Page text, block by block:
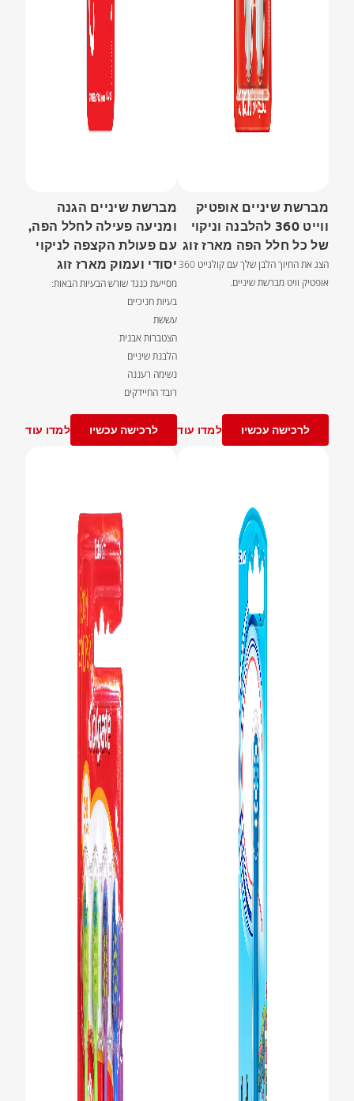
מברשת שיניים אופטיק
ווייט 360 להלבנה וניקוי
של כל חלל הפה מארז זוג
הצג את החיוך הלבן שלך עם קולגייט 360
אופטיק וויט מברשת שיניים.
לרכישה עכשיו למדו עוד
מברשת שיניים הגנה
ומניעה פעילה לחלל הפה,
עם פעולת הקצפה לניקוי
יסודי ועמוק מארז זוג
מסייעת כנגד שורש הבעיות הבאות:
בעיות חניכיים
עששת
הצטברות אבנית
הלבנת שיניים
נשימה רעננה
רובד החיידקים
לרכישה עכשיו למדו עוד